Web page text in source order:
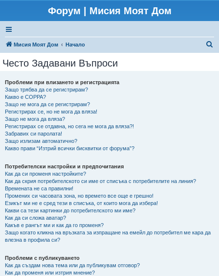
Форум | Мисия Моят Дом
Мисия Моят Дом Начало
Често Задавани Въпроси
Проблеми при влизането и регистрацията
Защо трябва да се регистрирам?
Какво е COPPA?
Защо не мога да се регистрирам?
Регистрирах се, но не мога да вляза!
Защо не мога да вляза?
Регистрирах се отдавна, но сега не мога да вляза?!
Забравих си паролата!
Защо излизам автоматично?
Какво прави “Изтрий всички бисквитки от форума”?
Потребителски настройки и предпочитания
Как да си променя настройките?
Как да скрия потребителското си име от списъка с потребителите на линия?
Времената не са правилни!
Промених си часовата зона, но времето все още е грешно!
Езикът ми не е сред тези в списъка, от които мога да избера!
Какви са тези картинки до потребителското ми име?
Как да си сложа аватар?
Какъв е рангът ми и как да го променя?
Защо когато кликна на връзката за изпращане на емейл до потребител ме кара да
влезна в профила си?
Проблеми с публикуването
Как да създам нова тема или да публикувам отговор?
Как да променя или изтрия мнение?